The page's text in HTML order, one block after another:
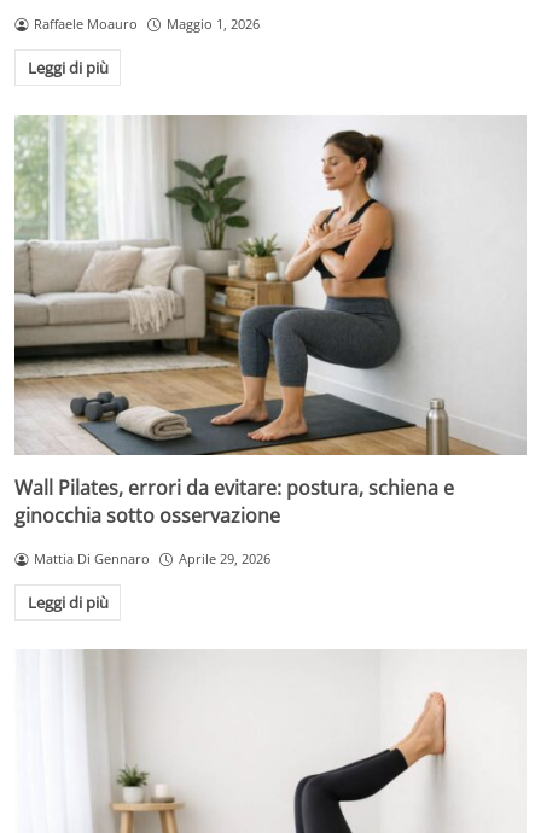
Raffaele Moauro Maggio 1, 2026
Leggi di più
Wall Pilates, errori da evitare: postura, schiena e
ginocchia sotto osservazione
Mattia Di Gennaro Aprile 29, 2026
Leggi di più